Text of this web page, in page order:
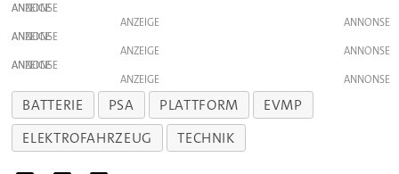
ANZEIGE
ANZEIGE
ANZEIGE
ANZEIGE
ANZEIGE
ANZEIGE
BATTERIE PSA PLATTFORM
EVMP
ELEKTROFAHRZEUG
TECHNIK